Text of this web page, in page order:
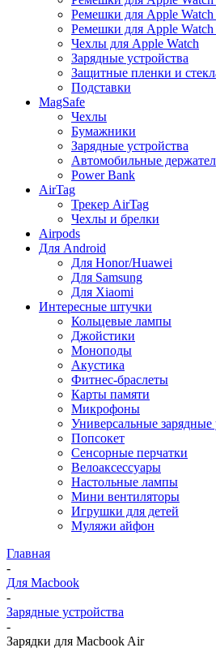
Ремешки для Apple Watch
Ремешки для Apple Watch
Чехлы для Apple Watch
Зарядные устройства
Защитные пленки и
Подставки
MagSafe
Чехлы
Бумажники
Зарядные устройства
Автомобильные
Power Bank
AirTag
Трекер AirTag
Чехлы и брелки
Airpods
Для Android
Для Honor/Huawei
Для Samsung
Для Xiaomi
Интересные штучки
Кольцевые лампы
Джойстики
Моноподы
Акустика
Фитнес-браслеты
Карты памяти
Микрофоны
Универсальные зарядные
Попсокет
Сенсорные перчатки
Велоаксессуары
Настольные лампы
Мини вентиляторы
Игрушки для детей
Муляжи айфон
Главная
-
Для Macbook
-
Зарядные устройства
-
Зарядки для Macbook Air